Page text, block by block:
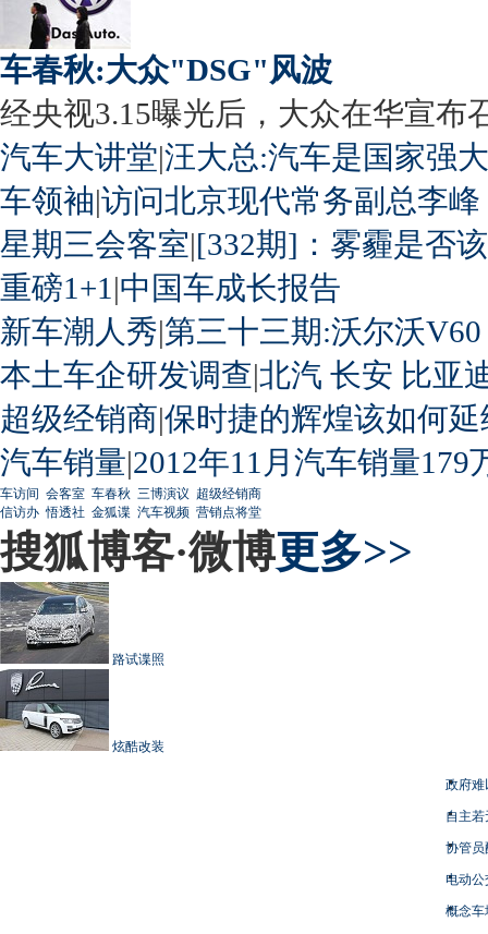
车春秋:大众"DSG"风波
经央视3.15曝光后，大众在华宣布
汽车大讲堂|汪大总:汽车是国家强
车领袖|访问北京现代常务副总李峰
星期三会客室|[332期]：雾霾是否
重磅1+1 |中国车成长报告
新车潮人秀|第三十三期:沃尔沃
本土车企研发调查|北汽 长安 比亚
超级经销商|保时捷的辉煌该如何延
汽车销量|2012年11月汽车销量179
车访间 会客室 车春秋 三博演议 超级经销商
信访办 悟透社 金狐谍 汽车视频 营销点将堂
搜狐博客·微博更多>>
路试谍照
炫酷改装
政府难
自主
协管员
电动
概念车